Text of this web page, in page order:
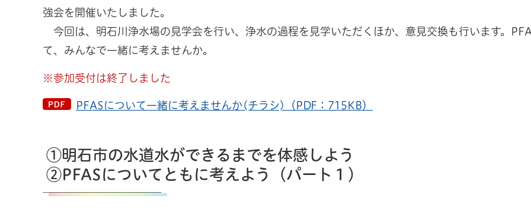
強会を開催いたしました。
今回は、明石川浄水場の見学会を行い、浄水の過程を見学いただくほか、意見交換も行います。
て、みんなで一緒に考えませんか。
※参加受付は終了しました
PFASについて一緒に考えませんか(チラシ)（PDF：715KB）
①明石市の水道水ができるまでを体感しよう
②PFASについてともに考えよう（パート１）